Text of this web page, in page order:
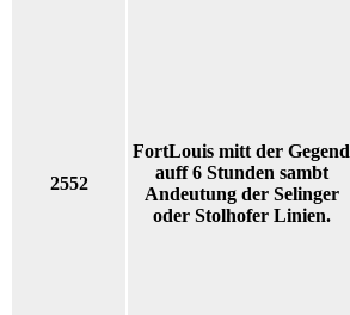
2552
FortLouis mitt der Gegend
auff 6 Stunden sambt
Andeutung der Selinger
oder Stolhofer Linien.